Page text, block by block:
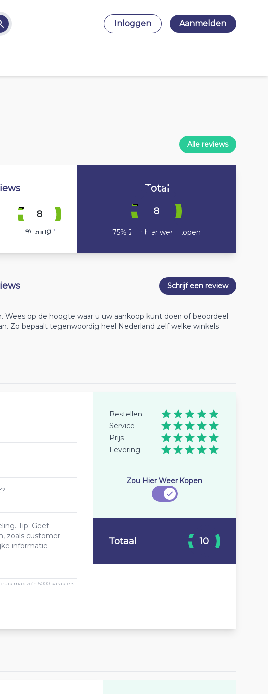
Inloggen Aanmelden
Alle reviews
8
Levering 8
Total
8
75% Zou hier weer kopen
Schrijf een review
Wees op de hoogte waar u uw aankoop kunt doen of beoordeel
Zo bepaalt tegenwoordig heel Nederland zelf welke winkels
max zo’n 5000 karakters
Bestellen
Service
Prijs
Levering
Zou Hier Weer Kopen
Totaal 10